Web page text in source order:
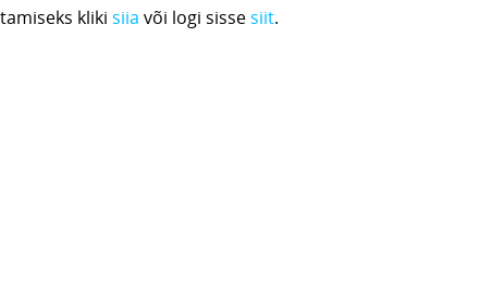
kliki siia või logi sissesiit.